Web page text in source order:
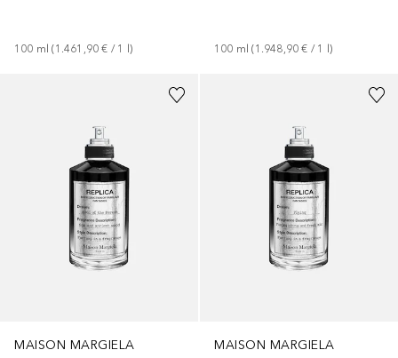
100 ml (1.461,90 € / 1 ) 100 ml (1.948,90 € / 1 )
MAISON MARGIELA
MAISON MARGIELA